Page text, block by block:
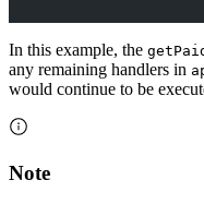
In this example, the
any remaining handlers in
would continue to be
Note